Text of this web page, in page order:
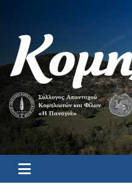
Κομηλιό
Επίσημη ιστοσελίδα για το